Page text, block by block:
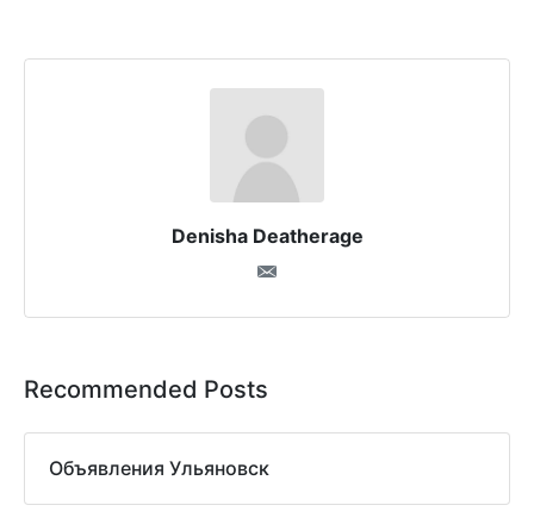
Denisha Deatherage
Recommended Posts
Объявления Ульяновск